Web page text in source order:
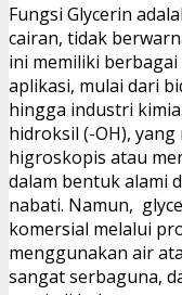
Fungsi Glycerin
cairan, tidak
ini memiliki
aplikasi, mulai dari
hingga industri
hidroksil (-OH),
higroskopis atau
dalam bentuk alami
nabati. Namun,
komersial melalui
menggunakan air
sangat serbaguna,